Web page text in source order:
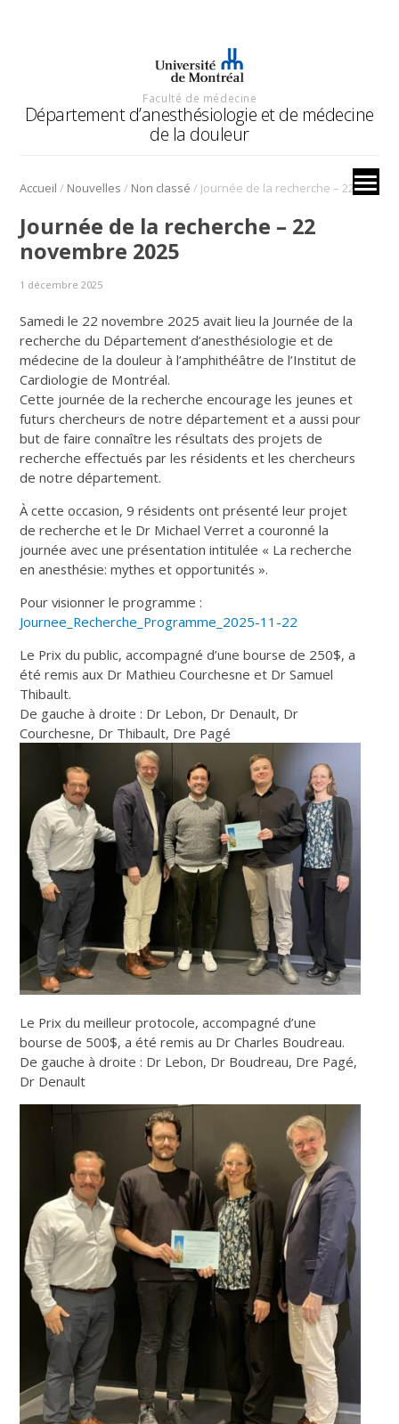
Faculté de médecine
Département d’anesthésiologie et de médecine
de la douleur
Accueil / Nouvelles / Non classé / Journée de la recherche – 22 novembre 2025
Journée de la recherche – 22
novembre 2025
1 décembre 2025
Samedi le 22 novembre 2025 avait lieu la Journée de la
recherche du Département d’anesthésiologie et de
médecine de la douleur à l’amphithéâtre de l’Institut de
Cardiologie de Montréal.
Cette journée de la recherche encourage les jeunes et
futurs chercheurs de notre département et a aussi pour
but de faire connaître les résultats des projets de
recherche effectués par les résidents et les chercheurs
de notre département.
À cette occasion, 9 résidents ont présenté leur projet
de recherche et le Dr Michael Verret a couronné la
journée avec une présentation intitulée « La recherche
en anesthésie: mythes et opportunités ».
Pour visionner le programme :
Journee_Recherche_Programme_2025-11-22
Le Prix du public, accompagné d’une bourse de 250$, a
été remis aux Dr Mathieu Courchesne et Dr Samuel
Thibault.
De gauche à droite : Dr Lebon, Dr Denault, Dr
Courchesne, Dr Thibault, Dre Pagé
Le Prix du meilleur protocole, accompagné d’une
bourse de 500$, a été remis au Dr Charles Boudreau.
De gauche à droite : Dr Lebon, Dr Boudreau, Dre Pagé,
Dr Denault